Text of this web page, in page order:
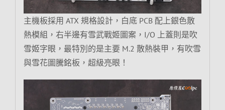
主機板採用 ATX 規格設計，白底 PCB 配上銀色散
熱模組，右半邊有雪武戰姬圖案，I/O 上蓋則是吹
雪姬字眼，最特別的是主要 M.2 散熱裝甲，有吹雪
與雪花圖騰銘板，超級亮眼！